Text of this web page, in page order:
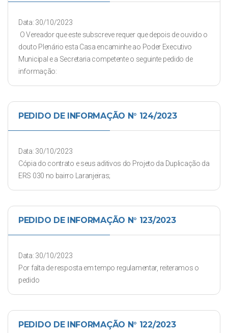
Data: 30/10/2023
O Vereador que este subscreve requer que depois de ouvido o
douto Plenário esta Casa encaminhe ao Poder Executivo
Municipal e a Secretaria competente o seguinte pedido de
informação:
PEDIDO DE INFORMAÇÃO N° 124/2023
Data: 30/10/2023
Cópia do contrato e seus aditivos do Projeto da Duplicação da
ERS 030 no bairro Laranjeiras;
PEDIDO DE INFORMAÇÃO N° 123/2023
Data: 30/10/2023
Por falta de resposta em tempo regulamentar, reiteramos o
pedido
PEDIDO DE INFORMAÇÃO N° 122/2023